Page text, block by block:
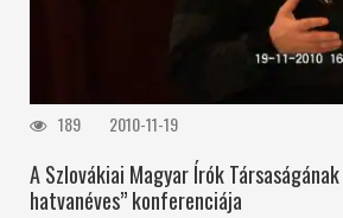
189 2010-11-19
A Szlovákiai Magyar Írók Társaságának
hatvanéves” konferenciája